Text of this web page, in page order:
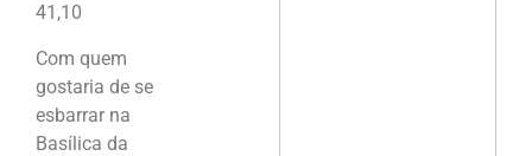
41,10
Com quem
gostaria de se
esbarrar na
Basílica da